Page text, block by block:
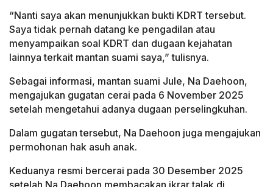
“Nanti saya akan menunjukkan bukti KDRT tersebut.
Saya tidak pernah datang ke pengadilan atau
menyampaikan soal KDRT dan dugaan kejahatan
lainnya terkait mantan suami saya,” tulisnya.
Sebagai informasi, mantan suami Jule, Na Daehoon,
mengajukan gugatan cerai pada 6 November 2025
setelah mengetahui adanya dugaan perselingkuhan.
Dalam gugatan tersebut, Na Daehoon juga mengajukan
permohonan hak asuh anak.
Keduanya resmi bercerai pada 30 Desember 2025